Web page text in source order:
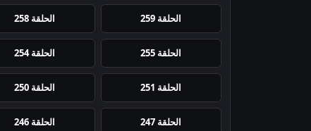
الحلقة 259 الحلقة 258
الحلقة 255 الحلقة 254
الحلقة 251 الحلقة 250
الحلقة 247 الحلقة 246